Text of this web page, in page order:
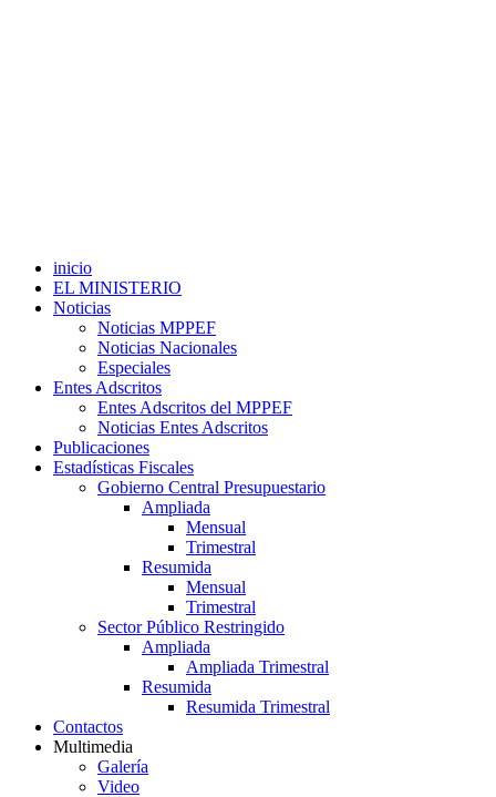
inicio
EL MINISTERIO
Noticias
Noticias MPPEF
Noticias Nacionales
Especiales
Entes Adscritos
Entes Adscritos del MPPEF
Noticias Entes Adscritos
Publicaciones
Estadísticas Fiscales
Gobierno Central Presupuestario
Ampliada
Mensual
Trimestral
Resumida
Mensual
Trimestral
Sector Público Restringido
Ampliada
Ampliada Trimestral
Resumida
Resumida Trimestral
Contactos
Multimedia
Galería
Video